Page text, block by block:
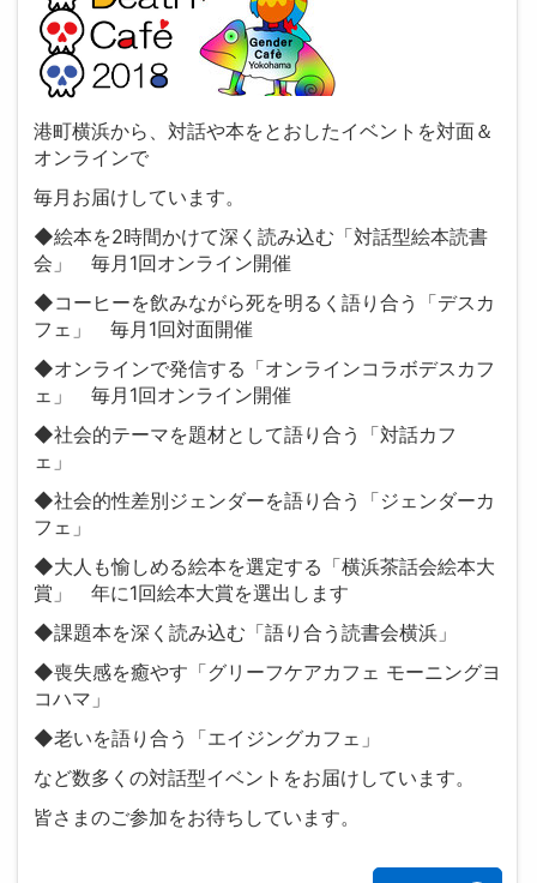
港町横浜から、対話や本をとおしたイベントを対面＆
オンラインで
毎月お届けしています。
◆絵本を2時間かけて深く読み込む「対話型絵本読書
会」 毎月1回オンライン開催
◆コーヒーを飲みながら死を明るく語り合う「デスカ
フェ」 毎月1回対面開催
◆オンラインで発信する「オンラインコラボデスカフ
ェ」 毎月1回オンライン開催
◆社会的テーマを題材として語り合う「対話カフ
ェ」
◆社会的性差別ジェンダーを語り合う「ジェンダーカ
フェ」
◆大人も愉しめる絵本を選定する「横浜茶話会絵本大
賞」 年に1回絵本大賞を選出します
◆課題本を深く読み込む「語り合う読書会横浜」
◆喪失感を癒やす「グリーフケアカフェ モーニングヨ
コハマ」
◆老いを語り合う「エイジングカフェ」
など数多くの対話型イベントをお届けしています。
皆さまのご参加をお待ちしています。